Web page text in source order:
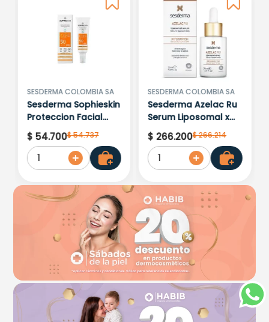
Por favor, inicia sesión para
escribir un comentario.
Más reciente
SESDERMA COLOMBIA SA
Sesderma Sophieskin
Proteccion Facial
Kids Hypoallergenic
Spf 500 Moisturising
$ 54.700$54.737
1
SESDERMA COLOMBIA SA
Sesderma Azelac Ru
Serum Liposomal x
30ml
$ 266.200$266.214
1